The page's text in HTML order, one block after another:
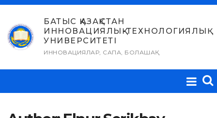
Skip
content
БАТЫС ҚАЗАҚСТАН
ИННОВАЦИЯЛЫҚ-ТЕХНОЛОГИЯЛЫҚ
УНИВЕРСИТЕТІ
ИННОВАЦИЯЛАР, САПА, БОЛАШАҚ